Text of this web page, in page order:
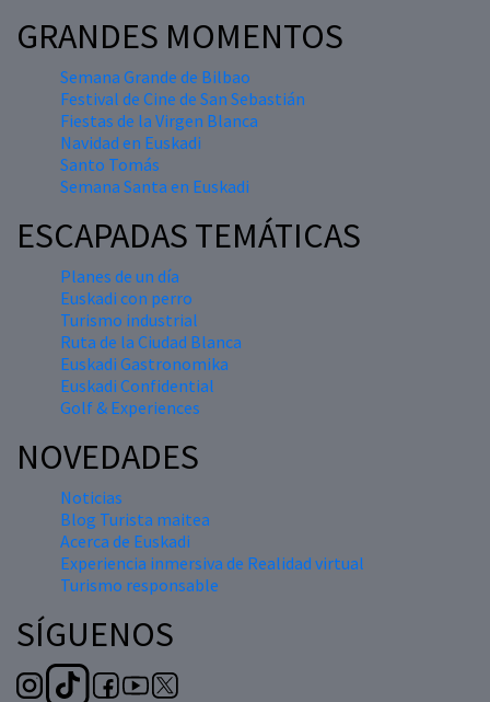
GRANDES MOMENTOS
Semana Grande de Bilbao
Festival de Cine de San Sebastián
Fiestas de la Virgen Blanca
Navidad en Euskadi
Santo Tomás
Semana Santa en Euskadi
ESCAPADAS TEMÁTICAS
Planes de un día
Euskadi con perro
Turismo industrial
Ruta de la Ciudad Blanca
Euskadi Gastronomika
Euskadi Confidential
Golf & Experiences
NOVEDADES
Noticias
Blog Turista maitea
Acerca de Euskadi
Experiencia inmersiva de Realidad virtual
Turismo responsable
SÍGUENOS